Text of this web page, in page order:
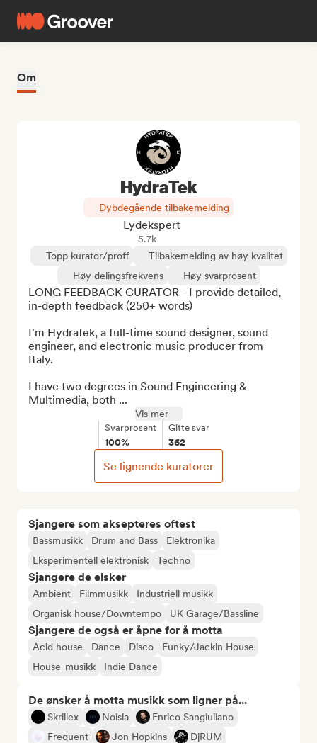
Om
Sjangere som aksepteres oftest
Bassmusikk Drum and Bass
Elektronika
Eksperimentell elektronisk
Techno
Sjangere de elsker
Ambient Filmmusikk
Industriell musikk
Organisk house/Downtempo
UK Garage/Bassline
Sjangere de også er åpne for å motta
Acid house Dance Disco
Funky/Jackin House
House-musikk
Indie Dance
De ønsker å motta musikk som ligner på...
Skrillex Noisia
Enrico Sangiuliano
Frequent
Jon Hopkins
DjRUM
HydraTek
Dybdegående tilbakemelding
Lydekspert
5.7k
Topp kurator/proff
Tilbakemelding av høy kvalitet
Høy delingsfrekvens
Høy svarprosent
LONG FEEDBACK CURATOR - I provide detailed,
in-depth feedback (250+ words)
I'm HydraTek, a full-time sound designer, sound
engineer, and electronic music producer from
Italy.
I have two degrees in Sound Engineering &
Multimedia, both ...
Vis mer
Svarprosent
100%
Gitte svar
362
Se lignende kuratorer